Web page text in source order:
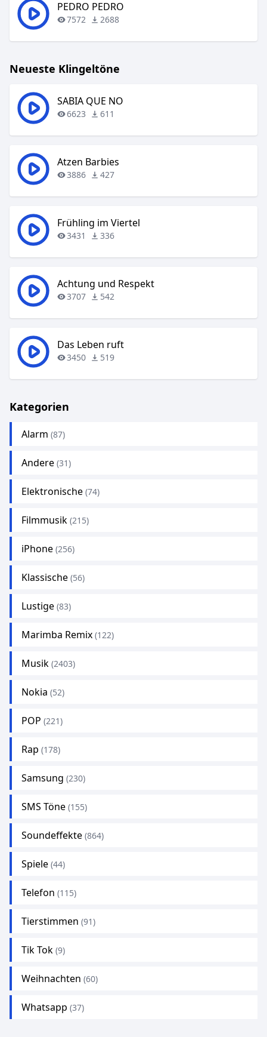
PEDRO PEDRO
7572 2688
Neueste Klingeltöne
SABIA QUE NO
6623 611
Atzen Barbies
3886 427
Frühling im Viertel
3431 336
Achtung und Respekt
3707 542
Das Leben ruft
3450 519
Kategorien
Alarm (87)
Andere (31)
Elektronische (74)
Filmmusik (215)
iPhone (256)
Klassische (56)
Lustige (83)
Marimba Remix (122)
Musik (2403)
Nokia (52)
POP (221)
Rap (178)
Samsung (230)
SMS Töne (155)
Soundeffekte (864)
Spiele (44)
Telefon (115)
Tierstimmen (91)
Tik Tok (9)
Weihnachten (60)
Whatsapp (37)